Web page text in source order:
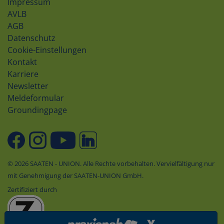
AVLB
AGB
Datenschutz
Cookie-Einstellungen
Kontakt
Karriere
Newsletter
Meldeformular
Groundingpage
© 2026 SAATEN - UNION. Alle Rechte vorbehalten. Vervielfältigung nur
mit Genehmigung der SAATEN-UNION GmbH.
Zertifiziert durch